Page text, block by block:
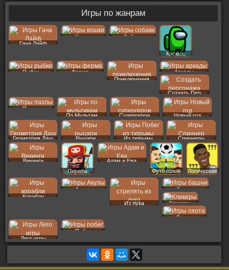
Игры по жанрам
Гача Лайф
Кошки Собаки
Космос
Рыбки
Ферма
Приключения
Аркады
Создать Пер
Пазлы
По Мультам
Супергерои Новый год
Геометрия Даш Рыцари Из тюрьмы Спиннеры
Викинги
Пираты
Адам и Ева
Футб голов
Логические
Корабли
Акулы
Из лука
Башни
Кликеры
Охота
Лего игры
Побег